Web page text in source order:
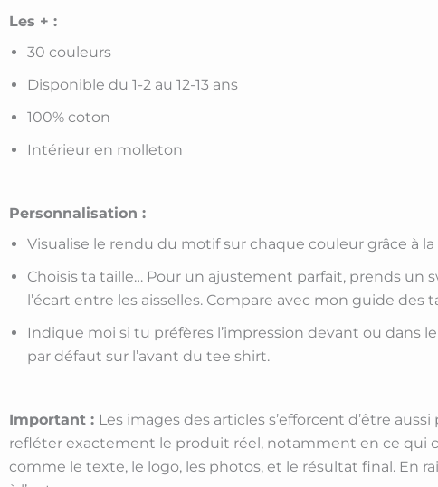
Les + :
30 couleurs
Disponible du 1-2 au 12-13 ans
100% coton
Intérieur en molleton
Personnalisation :
Visualise le rendu du motif sur chaque couleur grâce à
Choisis ta taille… Pour un ajustement parfait, prends un
l’écart entre les aisselles. Compare avec mon guide des
Indique moi si tu préfères l’impression devant ou dans
par défaut sur l’avant du tee shirt.
Important : Les images des articles s’efforcent d’être
refléter exactement le produit réel, notamment en ce qui
comme le texte, le logo, les photos, et le résultat final. En